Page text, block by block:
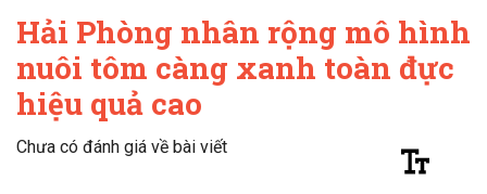
Hải Phòng nhân rộng mô hình
nuôi tôm càng xanh toàn đực
hiệu quả cao
Chưa có đánh giá về bài viết